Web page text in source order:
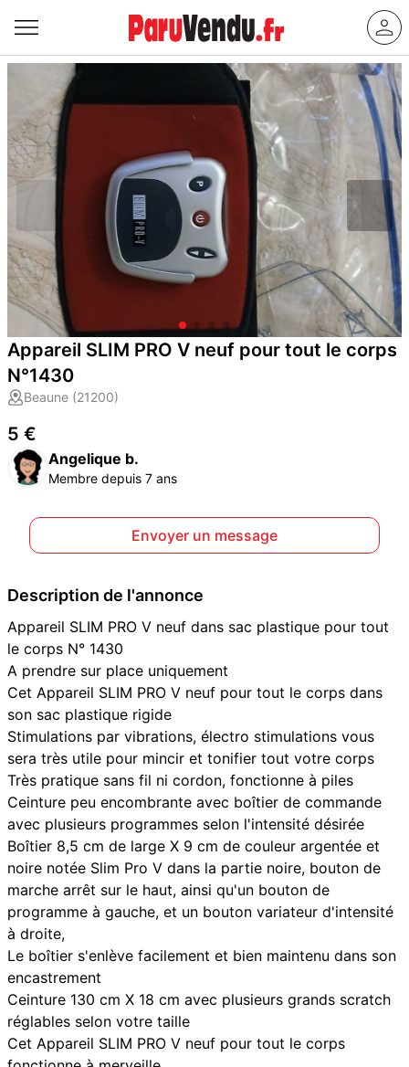
Appareil SLIM PRO V neuf pour tout le corps
N°1430
Beaune (21200)
5 €
Angelique b.
Membre depuis 7 ans
Envoyer un message
Description de l'annonce
Appareil SLIM PRO V neuf dans sac plastique pour tout
le corps N° 1430
A prendre sur place uniquement
Cet Appareil SLIM PRO V neuf pour tout le corps dans
son sac plastique rigide
Stimulations par vibrations, électro stimulations vous
sera très utile pour mincir et tonifier tout votre corps
Très pratique sans fil ni cordon, fonctionne à piles
Ceinture peu encombrante avec boîtier de commande
avec plusieurs programmes selon l'intensité désirée
Boîtier 8,5 cm de large X 9 cm de couleur argentée et
noire notée Slim Pro V dans la partie noire, bouton de
marche arrêt sur le haut, ainsi qu'un bouton de
programme à gauche, et un bouton variateur d'intensité
à droite,
Le boîtier s'enlève facilement et bien maintenu dans son
encastrement
Ceinture 130 cm X 18 cm avec plusieurs grands scratch
réglables selon votre taille
Cet Appareil SLIM PRO V neuf pour tout le corps